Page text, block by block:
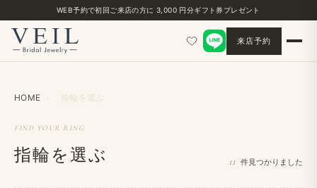
WEB予約で​初回ご来店の​方に​ 3,000 円分ギフト券プレゼント
来店予約
HOME › 指輪を​選ぶ
FIND YOUR RING
指輪を選ぶ 11 件見つかりました